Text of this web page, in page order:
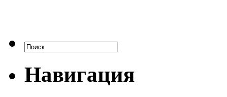
Навигация